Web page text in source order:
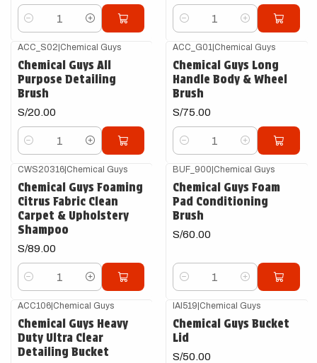
Cantidad Cantidad
ACC_S02|Chemical Guys
Chemical Guys All
Purpose Detailing
Brush
S/20.00
Cantidad
ACC_G01 |Chemical Guys
Chemical Guys Long
Handle Body & Wheel
Brush
S/75.00
Cantidad
CWS20316|Chemical Guys
Chemical Guys Foaming
Citrus Fabric Clean
Carpet & Upholstery
Shampoo
S/89.00
Cantidad
BUF_900|Chemical Guys
Chemical Guys Foam
Pad Conditioning
Brush
S/60.00
Cantidad
ACC106|Chemical Guys
Chemical Guys Heavy
Duty Ultra Clear
Detailing Bucket
IAI519|Chemical Guys
Chemical Guys Bucket
Lid
S/50.00